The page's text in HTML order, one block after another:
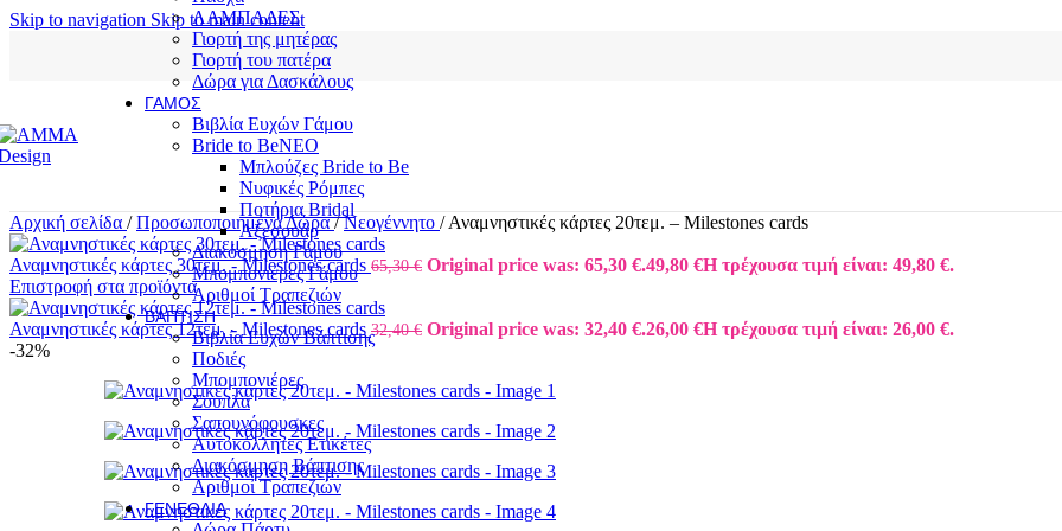
Skip to navigation Skip to main content
ΛΑΜΠΑΔΕΣ
Γιορτή της μητέρας
Γιορτή του πατέρα
Δώρα για Δασκάλους
ΓΆΜΟΣ
Βιβλία Ευχών Γάμου
Bride to BeNEO
Μπλούζες Bride to Be
Νυφικές Ρόμπες
Ποτήρια Bridal
Αξεσουάρ
Διακόσμηση Γάμου
Μπομπονιέρες Γάμου
Αριθμοί Τραπεζιών
ΒΆΠΤΙΣΗ
Βιβλία Ευχών Βάπτισης
Ποδιές
Μπομπονιέρες
Σουπλά
Σαπουνόφουσκες
Αυτοκόλλητες Ετικέτες
Διακόσμηση Βάπτισης
Αριθμοί Τραπεζιών
ΓΕΝΈΘΛΙΑ
Αρχική σελίδα / Προσωποποιημένα Δώρα/ Νεογέννητο / Αναμνηστικές κάρτες 20τεμ. – Milestones cards
Αναμνηστικές κάρτες 30τεμ. - Milestones cards 65,30€ Original price was: 65,30 €.49,80 €Η τρέχουσα τιμή είναι: 49,80 €.
Επιστροφή στα προϊόντα
Αναμνηστικές κάρτες 12τεμ. - Milestones cards 32,40€ Original price was: 32,40 €.26,00 €Η τρέχουσα τιμή είναι: 26,00 €.
-32%